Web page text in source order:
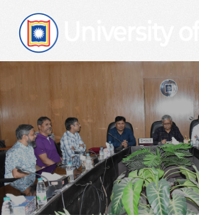
content